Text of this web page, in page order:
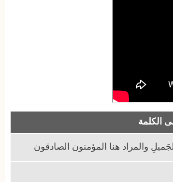
الكلمة
والمراد هنا المؤمنون الصادقون